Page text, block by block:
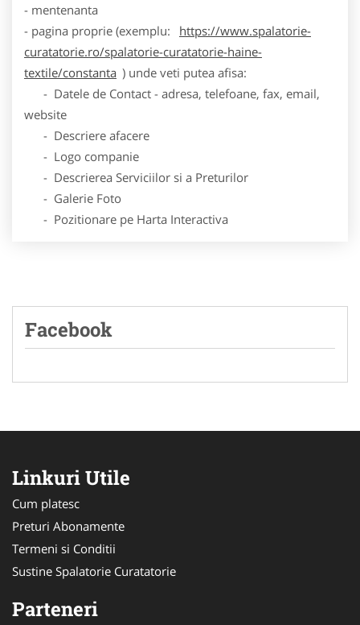
- mentenanta
- pagina proprie (exemplu:
https://www.spalatorie-
curatatorie.ro/spalatorie-curatatorie-haine-
textile/constanta ) unde veti putea afisa:
- Datele de Contact - adresa, telefoane, fax, email,
website
- Descriere afacere
- Logo companie
- Descrierea Serviciilor si a Preturilor
- Galerie Foto
- Pozitionare pe Harta Interactiva
Facebook
Linkuri Utile
Cum platesc
Preturi Abonamente
Termeni si Conditii
Sustine Spalatorie Curatatorie
Parteneri